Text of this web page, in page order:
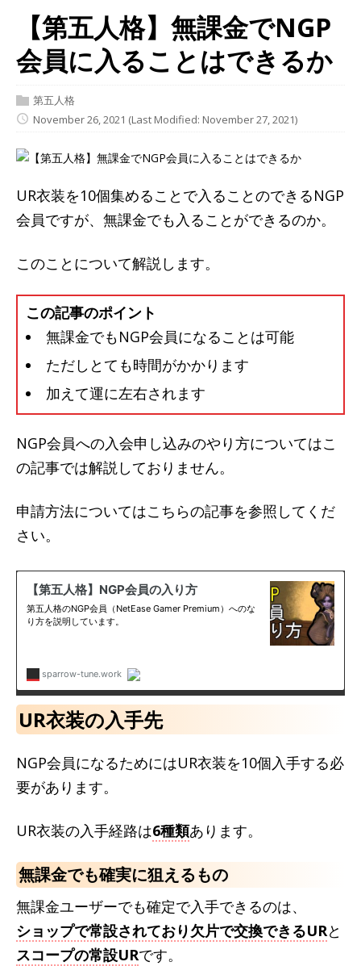
【第五人格】無課金でNGP
会員に入ることはできるか
第五人格
November 26, 2021 (Last Modified: November 27, 2021)
UR衣装を10個集めることで入ることのできるNGP
会員ですが、無課金でも入ることができるのか。
このことについて解説します。
この記事のポイント
無課金でもNGP会員になることは可能
ただしとても時間がかかります
加えて運に左右されます
NGP会員への入会申し込みのやり方についてはこ
の記事では解説しておりません。
申請方法についてはこちらの記事を参照してくだ
さい。
UR衣装の入手先
NGP会員になるためにはUR衣装を10個入手する必
要があります。
UR衣装の入手経路は6種類あります。
無課金でも確実に狙えるもの
無課金ユーザーでも確定で入手できるのは、
ショップで常設されており欠片で交換できるURと
スコープの常設URです。